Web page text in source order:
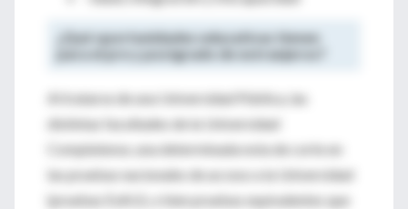
¿Qué oportunidades educativas tienen
Al tratarse de una Universidad Pública, las
distintas facultades de la Universidad
Complutense, una determinada nota de corte en
las pruebas nacionales de acceso a la Universidad
(pruebas EvAU), o bien pruebas equivalentes que